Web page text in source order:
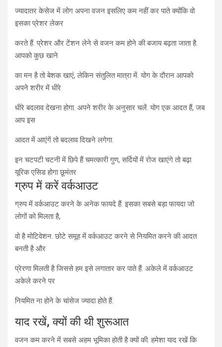
ज्यादातर केसेज में लोग अपना वजन इसलिए कम नहीं कर पाते क्योंकि वो
इसका प्रेशर लेकर
करते हैं. प्रेशर और टेंशन लेने से वजन कम होने की बजाय बढ़ता जाता है.
आपको कुछ खाने
का मन है तो बेशक खाएं, लेकिन संतुलित मात्रा में. योग के दौरान आपको
अपने शरीर में धीरे
धीरे बदलाव देखना होगा. अपने शरीर के अनुसार चलें. योग एक आदत हैं, जब
आप इस
आदत में आएंगें तो बदलाव दिखने लगेगा.
इन चटपटी चटनी में छिपे हैं चमत्कारी गुण, सर्दियों में रोज खाएंगे तो बढ़ा
यूरिक एसिड होगा छूमंतर
ग्रुप में करें वर्कआउट
ग्रुप में वर्कआउट करने के अनेक फायदे हैं. इसका सबसे बड़ा फायदा जो
लोगों को मिलता है,
वो है मोटिवेशन. छोटे समूह में वर्कआउट करने से नियमित करने की आदत
बनती है और
प्रेरणा मिलती है जिससे हम इसे लगातार कर पाते हैं. अकेले में वर्कआउट
अकेले करने पर
नियमित ना होने के चांसेज ज्यादा होते हैं.
याद रखें, क्यों की थी शुरूआत
वजन कम करने में सबसे अहम भूमिका होती है क्यों की. हमेशा याद रखें कि